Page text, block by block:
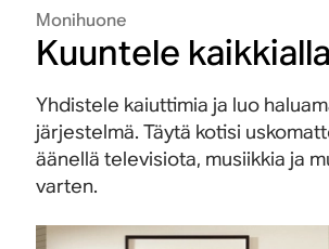
Monihuone
Kuuntele kaikkialla
Yhdistele kaiuttimia ja luo
järjestelmä. Täytä kotisi
äänellä televisiota, musiikkia ja
varten.